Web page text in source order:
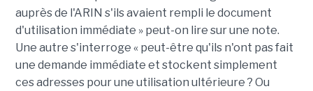
auprès de l'ARIN s'ils avaient rempli le document
d'utilisation immédiate » peut-on lire sur une note.
Une autre s'interroge « peut-être qu'ils n'ont pas fait
une demande immédiate et stockent simplement
ces adresses pour une utilisation ultérieure ? Ou